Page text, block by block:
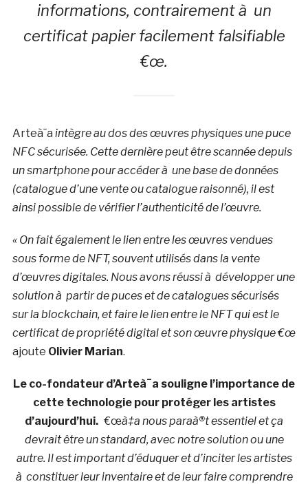
informations, contrairement à un
certificat papier facilement falsifiable
€œ.
Arteà¯a intègre au dos des œuvres physiques une puce
NFC sécurisée. Cette dernière peut être scannée depuis
un smartphone pour accéder à une base de données
(catalogue d’une vente ou catalogue raisonné), il est
ainsi possible de vérifier l’authenticité de l’œuvre.
« On fait également le lien entre les œuvres vendues
sous forme de NFT, souvent utilisés dans la vente
d’œuvres digitales. Nous avons réussi à développer une
solution à partir de puces et de catalogues sécurisés
sur la blockchain, et faire le lien entre le NFT qui est le
certificat de propriété digital et son œuvre physique €œ
ajoute Olivier Marian.
Le co-fondateur d’Arteà¯a souligne l’importance de
cette technologie pour protéger les artistes
d’aujourd’hui. €œà‡a nous paraà®t essentiel et ça
devrait être un standard, avec notre solution ou une
autre. Il est important d’éduquer et d’inciter les artistes
à constituer leur inventaire et de leur faire comprendre